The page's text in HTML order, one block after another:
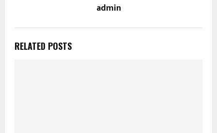
admin
RELATED POSTS